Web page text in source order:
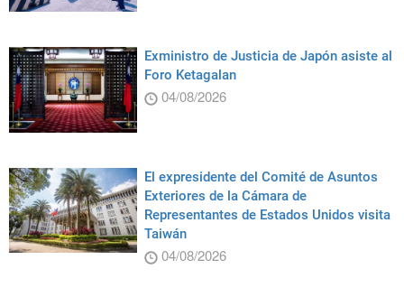
Exministro de Justicia de Japón asiste al
Foro Ketagalan
04/08/2026
El expresidente del Comité de Asuntos
Exteriores de la Cámara de
Representantes de Estados Unidos visita
Taiwán
04/08/2026